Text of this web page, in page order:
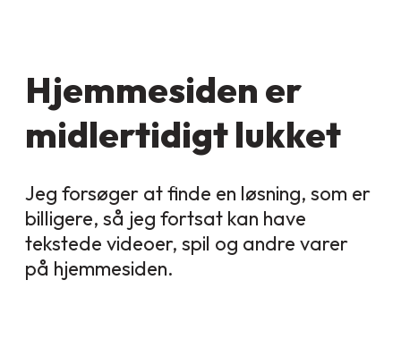
Hjemmesiden er
midlertidigt lukket
Jeg forsøger at finde en løsning, som er
billigere, så jeg fortsat kan have
tekstede videoer, spil og andre varer
på hjemmesiden.